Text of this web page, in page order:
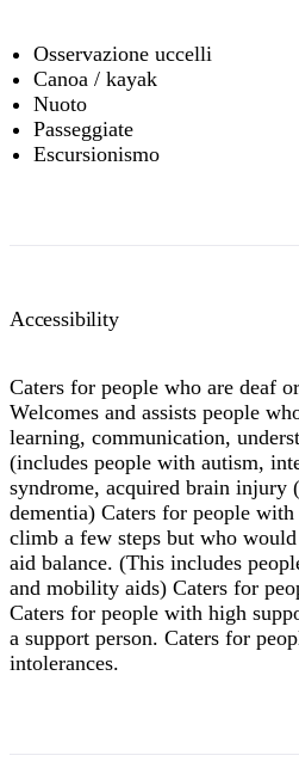
Osservazione uccelli
Canoa / kayak
Nuoto
Passeggiate
Escursionismo
Accessibility
Caters for people who are deaf
Welcomes and assists people
learning, communication,
(includes people with autism,
syndrome, acquired brain injury
dementia) Caters for people
climb a few steps but who
aid balance. (This includes
and mobility aids) Caters for
Caters for people with high
a support person. Caters for
intolerances.